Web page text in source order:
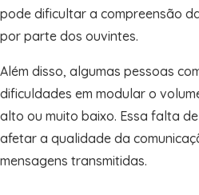
pode dificultar a compreensão
por parte dos ouvintes.
Além disso, algumas pessoas
dificuldades em modular o
alto ou muito baixo. Essa falta
afetar a qualidade da
mensagens transmitidas.